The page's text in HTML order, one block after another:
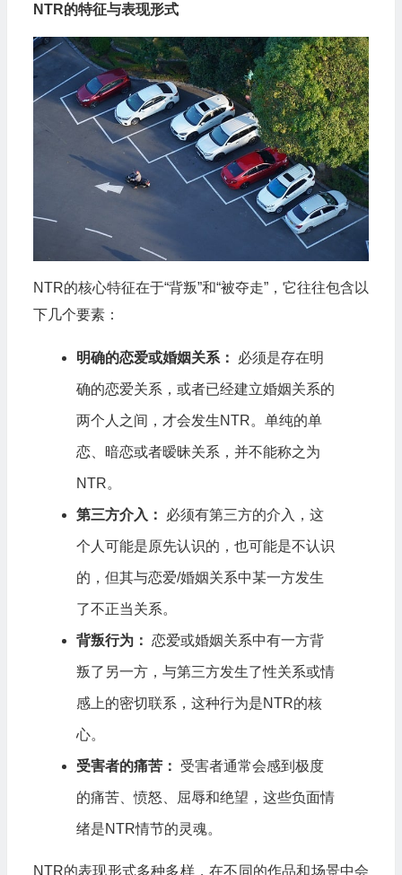
NTR的特征与表现形式
NTR的核心特征在于“背叛”和“被夺走”，它往往包含以
下几个要素：
明确的恋爱或婚姻关系： 必须是存在明
确的恋爱关系，或者已经建立婚姻关系的
两个人之间，才会发生NTR。单纯的单
恋、暗恋或者暧昧关系，并不能称之为
NTR。
第三方介入： 必须有第三方的介入，这
个人可能是原先认识的，也可能是不认识
的，但其与恋爱/婚姻关系中某一方发生
了不正当关系。
背叛行为： 恋爱或婚姻关系中有一方背
叛了另一方，与第三方发生了性关系或情
感上的密切联系，这种行为是NTR的核
心。
受害者的痛苦： 受害者通常会感到极度
的痛苦、愤怒、屈辱和绝望，这些负面情
绪是NTR情节的灵魂。
NTR的表现形式多种多样，在不同的作品和场景中会